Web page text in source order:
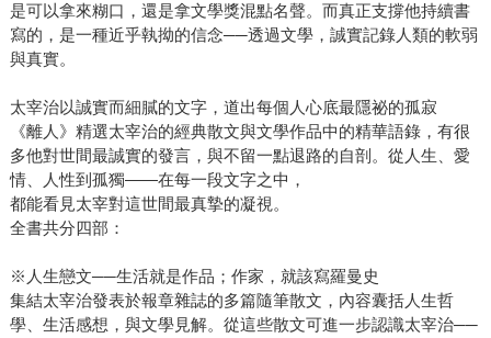
是可以拿來糊口，還是拿文學獎混點名聲。而真正支撐他持續書
寫的，是一種近乎執拗的信念──透過文學，誠實記錄人類的軟弱
與真實。
太宰治以誠實而細膩的文字，道出每個人心底最隱祕的孤寂
《離人》精選太宰治的經典散文與文學作品中的精華語錄，有很
多他對世間最誠實的發言，與不留一點退路的自剖。從人生、愛
情、人性到孤獨——在每一段文字之中，
都能看見太宰對這世間最真摯的凝視。
全書共分四部：
※人生戀文──生活就是作品；作家，就該寫羅曼史
集結太宰治發表於報章雜誌的多篇隨筆散文，內容囊括人生哲
學、生活感想，與文學見解。從這些散文可進一步認識太宰治──